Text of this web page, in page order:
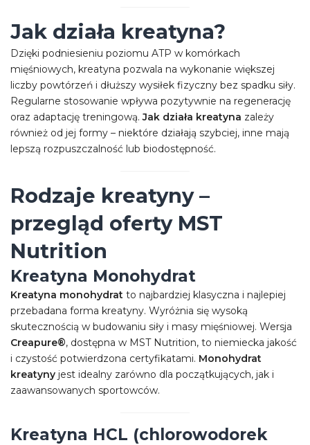
Jak działa kreatyna?
Dzięki podniesieniu poziomu ATP w komórkach
mięśniowych, kreatyna pozwala na wykonanie większej
liczby powtórzeń i dłuższy wysiłek fizyczny bez spadku siły.
Regularne stosowanie wpływa pozytywnie na regenerację
oraz adaptację treningową.Jak działa kreatyna zależy
również od jej formy – niektóre działają szybciej, inne mają
lepszą rozpuszczalność lub biodostępność.
Rodzaje kreatyny –
przegląd oferty MST
Nutrition
Kreatyna Monohydrat
Kreatyna monohydrat to najbardziej klasyczna i najlepiej
przebadana forma kreatyny. Wyróżnia się wysoką
skutecznością w budowaniu siły i masy mięśniowej. Wersja
Creapure®, dostępna w MST Nutrition, to niemiecka jakość
i czystość potwierdzona certyfikatami. Monohydrat
kreatyny jest idealny zarówno dla początkujących, jak i
zaawansowanych sportowców.
Kreatyna HCL (chlorowodorek